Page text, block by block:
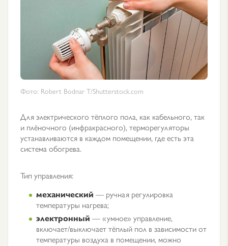
Фото: Robert Bodnar T/Shutterstock.com
Для электрического тёплого пола, как кабельного, так
и плёночного (инфракрасного), терморегуляторы
устанавливаются в каждом помещении, где есть эта
система обогрева.
Тип управления:
механический — ручная регулировка
температуры нагрева;
электронный — «умное» управление,
включает/выключает тёплый пол в зависимости от
температуры воздуха в помещении, можно